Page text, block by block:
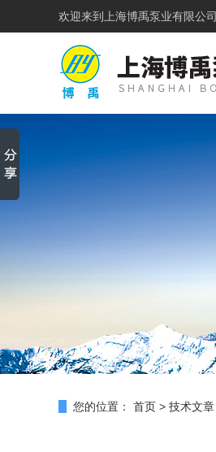
欢迎来到 上海博禹泵业有限公司
您的位置： 首页 > 技术文章